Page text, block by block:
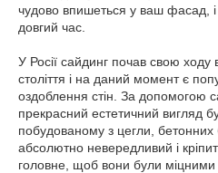
чудово впишеться у ваш фасад,
довгий час.
У Росії сайдинг почав свою
століття і на даний момент є
оздоблення стін. За допомогою
прекрасний естетичний вигляд
побудованому з цегли, бетонних
абсолютно невередливий і
головне, щоб вони були міцними